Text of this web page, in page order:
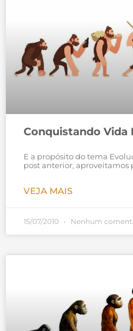
Conquistando Vida
E a propósito do tema
post anterior, aproveitamos
VEJA MAIS
15/07/2010 Nenhum